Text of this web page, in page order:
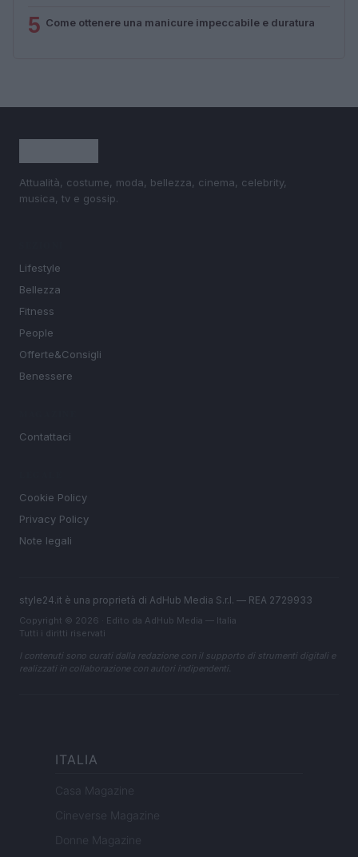
5 Come ottenere una manicure impeccabile e duratura
Attualità, costume, moda, bellezza, cinema, celebrity,
musica, tv e gossip.
Lifestyle
Bellezza
Fitness
People
Offerte&Consigli
Benessere
Contattaci
Cookie Policy
Privacy Policy
Note legali
style24.it è una proprietà di AdHub Media S.r.l. — REA 2729933
Copyright © 2026 · Edito da AdHub Media — Italia
Tutti i diritti riservati
I contenuti sono curati dalla redazione con il supporto di strumenti digitali e
realizzati in collaborazione con autori indipendenti.
ITALIA
Casa Magazine
Cineverse Magazine
Donne Magazine